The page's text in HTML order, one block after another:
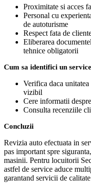
Proximitate si acces
Personal cu
de autoturisme
Respect fata de
Eliberarea
tehnice obligatorii
Cum sa identifici un
Verifica daca
vizibil
Cere informatii
Consulta recenziile
Concluzii
Revizia auto efectuata in
pas important spre
masinii. Pentru locuitorii
astfel de service aduce
garantand servicii de